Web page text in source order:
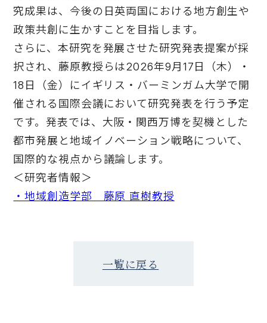
究成果は、今後の日英両国における地方創生や
政策共創に生かすことを目指します。
さらに、本研究を発展させた研究発表提案が採
択され、藤原教授らは2026年9月17日（木）・
18日（金）にイギリス・バーミンガム大学で開
催される国際会議において研究発表を行う予定
です。発表では、大阪・関西万博を契機とした
都市発展と地域イノベーション戦略について、
国際的な視点から議論します。
＜研究者情報＞
・地域創造学部 藤原 直樹教授
一覧に戻る